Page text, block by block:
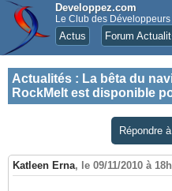
Developpez.com
Le Club des Développeurs
Actus Forum
Actualités : La bêta du
RockMelt est disponible
Répondre
Katleen Erna, le 09/11/2010 à